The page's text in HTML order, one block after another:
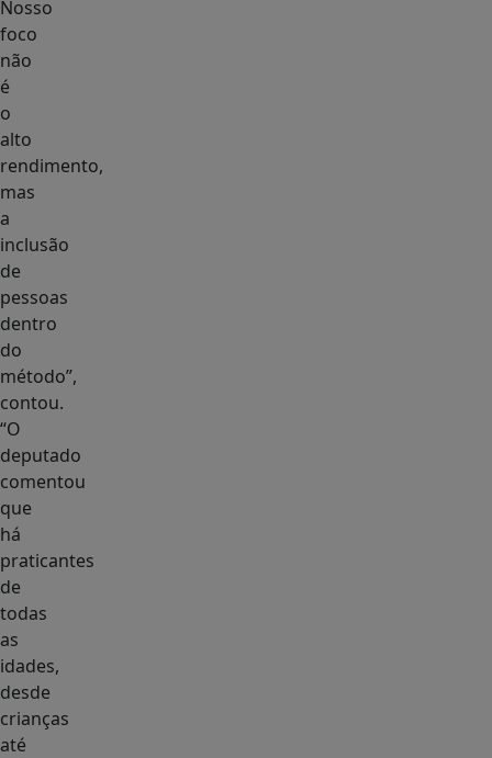
Nosso
foco
não
é
o
alto
rendimento,
mas
a
inclusão
de
pessoas
dentro
do
método”,
contou.
“O
deputado
comentou
que
há
praticantes
de
todas
as
idades,
desde
crianças
até